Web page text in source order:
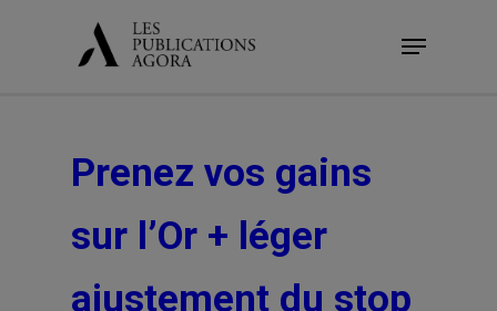
Menu
Prenez vos gains
sur l’Or + léger
ajustement du stop